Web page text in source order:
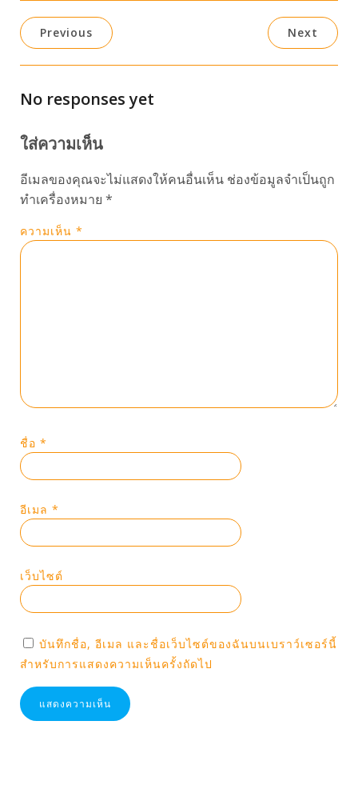
Previous Next
No responses yet
ใส่ความเห็น
อีเมลของคุณจะไม่แสดงให้คนอื่นเห็น ช่องข้อมูลจำเป็นถูก
ทำเครื่องหมาย *
ความเห็น *
ชื่อ *
อีเมล *
เว็บไซต์
บันทึกชื่อ, อีเมล และชื่อเว็บไซต์ของฉันบนเบราว์เซอร์นี้
สำหรับการแสดงความเห็นครั้งถัดไป